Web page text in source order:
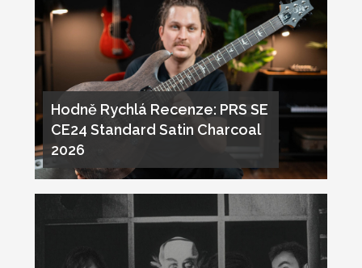
Hodně Rychlá Recenze: PRS SE
CE24 Standard Satin Charcoal
2026